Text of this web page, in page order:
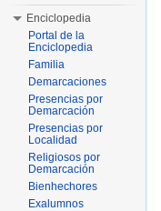
Enciclopedia
Portal de la
Enciclopedia
Familia
Demarcaciones
Presencias por
Demarcación
Presencias por
Localidad
Religiosos por
Demarcación
Bienhechores
Exalumnos